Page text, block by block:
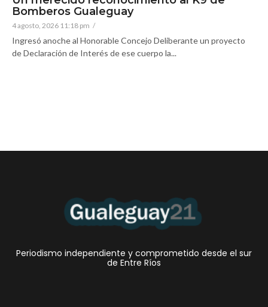
Bomberos Gualeguay
4 agosto, 2026 11:18 pm /
Ingresó anoche al Honorable Concejo Deliberante un proyecto
de Declaración de Interés de ese cuerpo la...
Periodismo independiente y comprometido desde el sur
de Entre Ríos